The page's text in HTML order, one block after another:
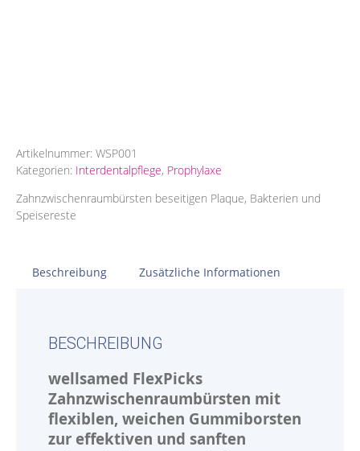
Artikelnummer: WSP001
Kategorien: Interdentalpflege, Prophylaxe
Zahnzwischenraumbürsten beseitigen Plaque, Bakterien und
Speisereste
Beschreibung Zusätzliche Informationen
BESCHREIBUNG
wellsamed FlexPicks
Zahnzwischenraumbürsten mit
flexiblen, weichen Gummiborsten
zur effektiven und sanften